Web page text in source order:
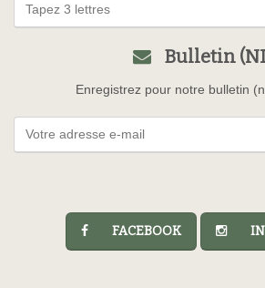
Bulletin
Enregistrez pour notre bulletin
FACEBOOK